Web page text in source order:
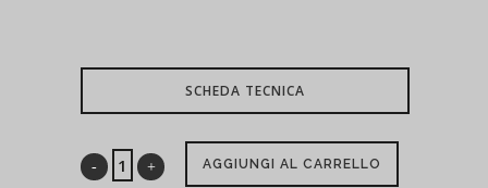
SCHEDA TECNICA
AGGIUNGI AL CARRELLO